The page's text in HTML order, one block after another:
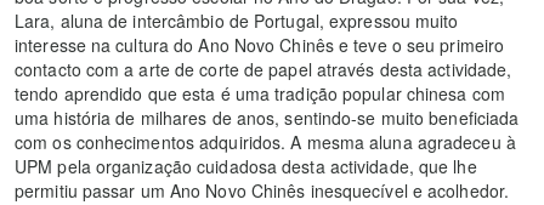
Lara, aluna de intercâmbio de Portugal, expressou muito
interesse na cultura do Ano Novo Chinês e teve o seu primeiro
contacto com a arte de corte de papel através desta actividade,
tendo aprendido que esta é uma tradição popular chinesa com
uma história de milhares de anos, sentindo-se muito beneficiada
com os conhecimentos adquiridos. A mesma aluna agradeceu à
UPM pela organização cuidadosa desta actividade, que lhe
permitiu passar um Ano Novo Chinês inesquecível e acolhedor.